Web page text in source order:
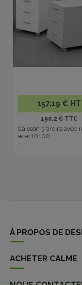
157,19 € HT
190.2 € TTC
Caisson 3 tiroirs avec
aca110100
À PROPOS DE
ACHETER CALME